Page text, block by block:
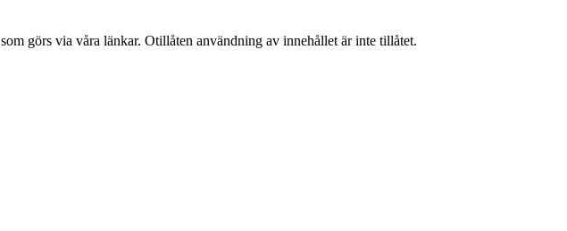
görs via våra länkar. Otillåten användning av innehållet är inte tillåtet.